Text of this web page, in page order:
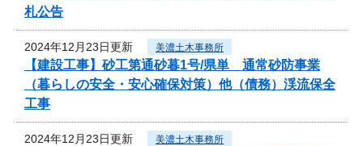
札公告
2024年12月23日更新 美濃土木事務所
【建設工事】砂工第通砂暮1号/県単 通常砂防事業
（暮らしの安全・安心確保対策）他（債務）渓流保全
工事
2024年12月23日更新 美濃土木事務所